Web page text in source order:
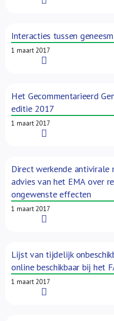
Interacties tussen
1 maart 2017
Het Gecommentarieerd
editie 2017
1 maart 2017
Direct werkende antivirale
advies van het EMA over
ongewenste effecten
1 maart 2017
Lijst van tijdelijk
online beschikbaar bij het
1 maart 2017